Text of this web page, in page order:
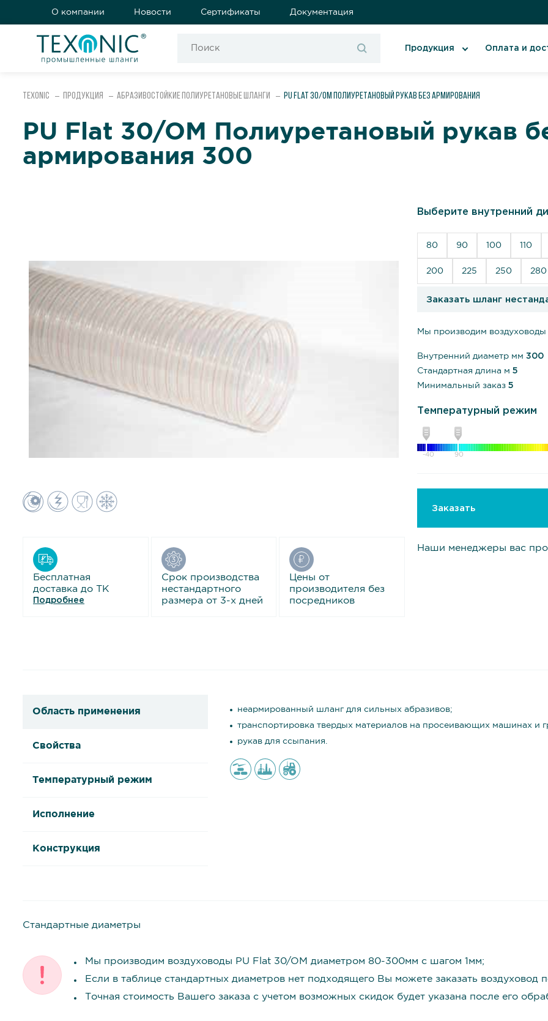
О компании Новости Сертификаты Документация
Продукция Оплата и
Texonic Продукция Абразивостойкие полиуретановые шланги PU Flat 30/OM Полиуретановый рукав без армирования
PU Flat 30/OM Полиуретановый рукав
армирования 300
Бесплатная
доставка до ТК
Подробнее
Срок производства
нестандартного
размера от 3-х дней
Цены от
производителя без
посредников
Выберите внутренний
80 90 100 110
200 225 250 280
Заказать шланг
Мы производим
Внутренний диаметр мм 300
Стандартная длина м 5
Минимальный заказ 5
Температурный режим
-40 90
Заказать
Наши менеджеры вас
Область применения
Свойства
Температурный режим
Исполнение
Конструкция
неармированный шланг для сильных абразивов;
транспортировка твердых материалов на просеивающих машинах и
рукав для ссыпания.
Стандартные диаметры
Мы производим воздуховоды PU Flat 30/OM диаметром 80-300мм с шагом 1мм;
Если в таблице стандартных диаметров нет подходящего Вы можете заказать воздуховод
Точная стоимость Вашего заказа с учетом возможных скидок будет указана после его